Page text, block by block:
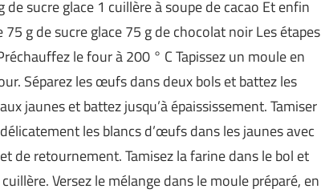
sucre glace 1 cuillère à soupe de cacao Et enfin
g de sucre glace 75 g de chocolat noir Les étapes
le four à 200 ° C Tapissez un moule en
Séparez les œufs dans deux bols et battez les
jaunes et battez jusqu’à épaississement. Tamiser
les blancs d’œufs dans les jaunes avec
de retournement. Tamisez la farine dans le bol et
Versez le mélange dans le moule préparé, en